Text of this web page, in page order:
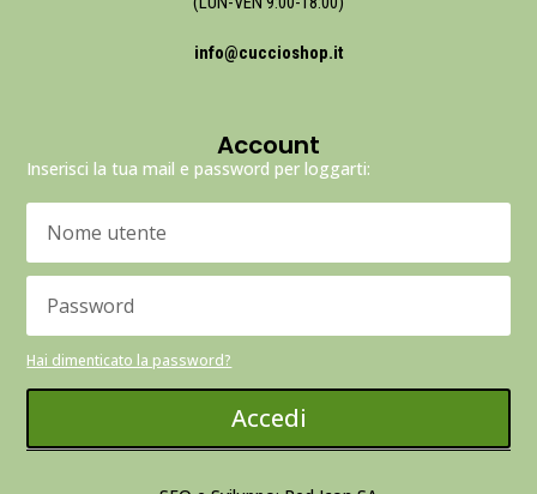
info@cuccioshop.it
Account
Inserisci la tua mail e password per loggarti:
Hai dimenticato la password?
Accedi